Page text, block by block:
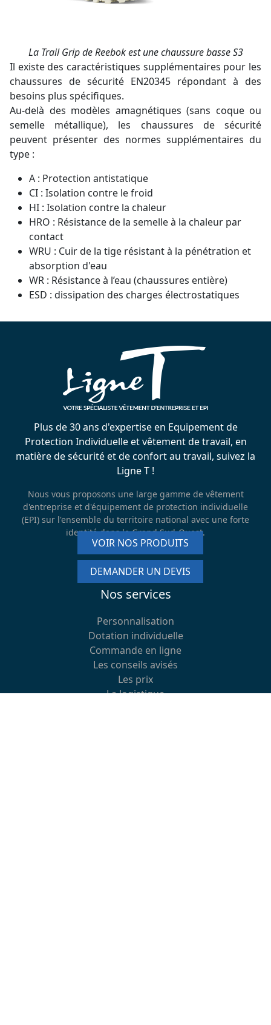
La Trail Grip de Reebok est une chaussure basse S3
Il existe des caractéristiques supplémentaires pour les
chaussures de sécurité EN20345 répondant à des
besoins plus spécifiques.
Au-delà des modèles amagnétiques (sans coque ou
semelle métallique), les chaussures de sécurité
peuvent présenter des normes supplémentaires du
type :
A : Protection antistatique
CI : Isolation contre le froid
HI : Isolation contre la chaleur
HRO : Résistance de la semelle à la chaleur par
contact
WRU : Cuir de la tige résistant à la pénétration et
absorption d'eau
WR : Résistance à l’eau (chaussures entière)
ESD : dissipation des charges électrostatiques
Plus de 30 ans d'expertise en Equipement de
Protection Individuelle et vêtement de travail, en
matière de sécurité et de confort au travail, suivez la
Ligne T !
Nous vous proposons une large gamme de vêtement
d'entreprise et d'équipement de protection individuelle
(EPI) sur l'ensemble du territoire national avec une forte
identité dans le Grand Sud-Ouest.
VOIR NOS PRODUITS
DEMANDER UN DEVIS
Nos services
Personnalisation
Dotation individuelle
Commande en ligne
Les conseils avisés
Les prix
La logistique